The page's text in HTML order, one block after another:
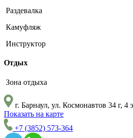
Раздевалка
Камуфляж
Инструктор
Отдых
Зона отдыха
г. Барнаул, ул. Космонавтов 34 г, 4
Показать на карте
+7 (3852) 573-364